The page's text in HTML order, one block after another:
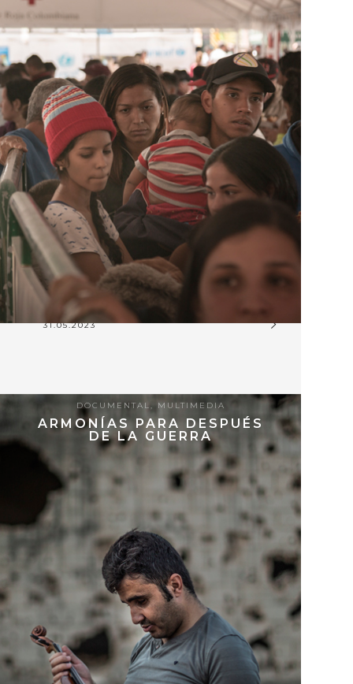
31.05.2023
DOCUMENTAL, MULTIMEDIA
ARMONÍAS PARA DESPUÉS
DE LA GUERRA